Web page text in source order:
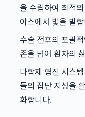
을 수립하여 최적
이스에서 빛을 발
수술 전후의 포괄
존을 넘어 환자의
다학제 협진 시스
들의 집단 지성을
화합니다.